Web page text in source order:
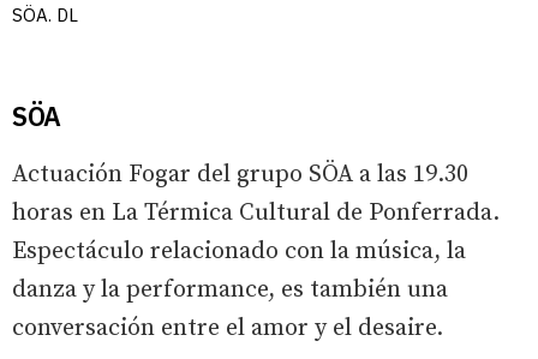
SÖA. DL
SÖA
Actuación Fogar del grupo SÖA a las 19.30
horas en La Térmica Cultural de Ponferrada.
Espectáculo relacionado con la música, la
danza y la performance, es también una
conversación entre el amor y el desaire.